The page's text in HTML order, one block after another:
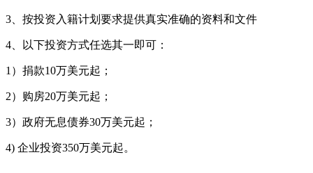
3、按投资入籍计划要求提供真实准确的资料和文件
4、以下投资方式任选其一即可：
1）捐款10万美元起；
2）购房20万美元起；
3）政府无息债券30万美元起；
4) 企业投资350万美元起。